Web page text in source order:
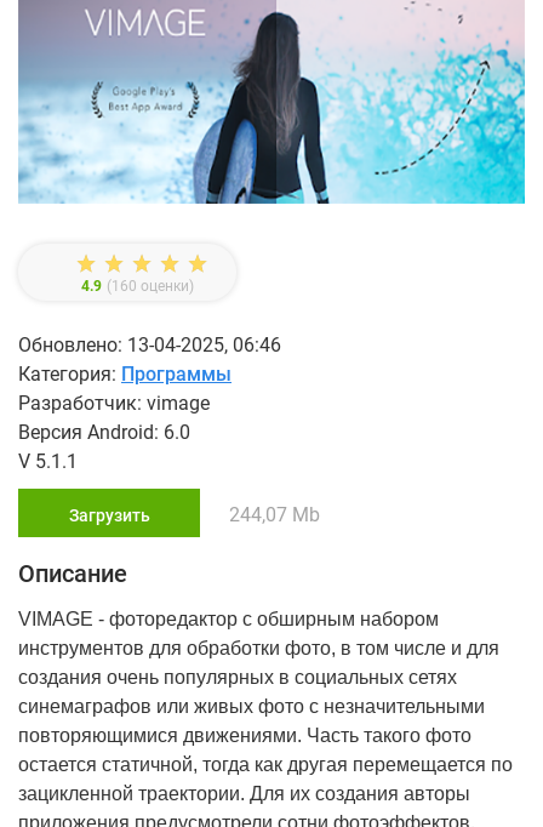
4.9 (160 оценки)
Обновлено: 13-04-2025, 06:46
Категория: Программы
Разработчик: vimage
Версия Android: 6.0
V 5.1.1
Загрузить 244,07 Mb
Описание
VIMAGE - фоторедактор с обширным набором
инструментов для обработки фото, в том числе и для
создания очень популярных в социальных сетях
синемаграфов или живых фото с незначительными
повторяющимися движениями. Часть такого фото
остается статичной, тогда как другая перемещается по
зацикленной траектории. Для их создания авторы
приложения предусмотрели сотни фотоэффектов,